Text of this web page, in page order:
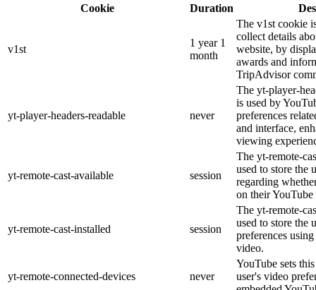
Cookie
Duration
v1st
1 year 1
month
The v1st cookie
collect details
website, by
awards and
TripAdvisor
yt-player-headers-readable never
The yt-player-
is used by
preferences
and interface,
viewing
yt-remote-cast-available session
The yt-remote-
used to store the
regarding
on their
yt-remote-cast-installed session
The yt-remote-
used to store the
preferences
video.
yt-remote-connected-devices never
YouTube sets
user's video